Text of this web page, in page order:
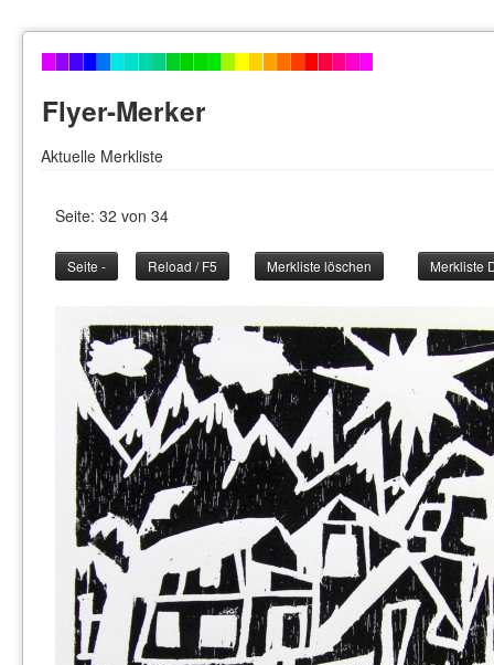
Flyer-Merker
Aktuelle Merkliste
Seite: 32 von 34